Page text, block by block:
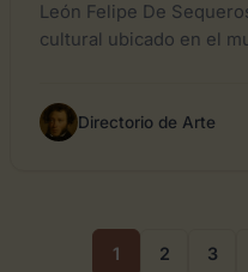
León Felipe De
cultural ubicado en el
Directorio de Arte
1 2 3